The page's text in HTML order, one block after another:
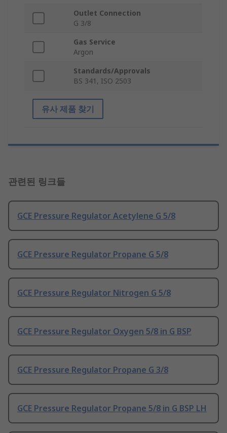
Outlet Connection
G 3/8
Gas Service
Argon
Standards/Approvals
BS 341, ISO 2503
유사 제품 찾기
관련된 링크들
GCE Pressure Regulator Acetylene G 5/8
GCE Pressure Regulator Propane G 5/8
GCE Pressure Regulator Nitrogen G 5/8
GCE Pressure Regulator Oxygen 5/8 in G BSP
GCE Pressure Regulator Propane G 3/8
GCE Pressure Regulator Propane 5/8 in G BSP LH